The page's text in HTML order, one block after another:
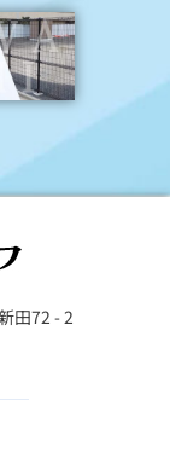
田72 - 2